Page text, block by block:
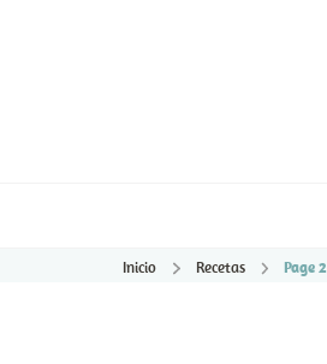
Inicio Recetas Page 2